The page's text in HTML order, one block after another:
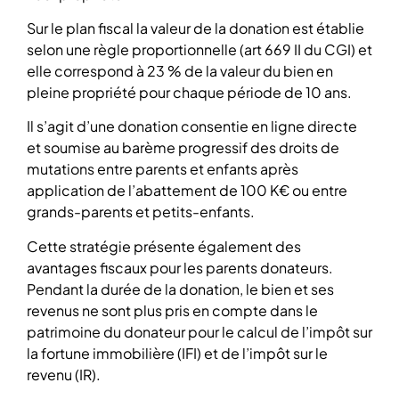
Sur le plan fiscal la valeur de la donation est établie
selon une règle proportionnelle (art 669 II du CGI) et
elle correspond à 23 % de la valeur du bien en
pleine propriété pour chaque période de 10 ans.
Il s’agit d’une donation consentie en ligne directe
et soumise au barème progressif des droits de
mutations entre parents et enfants après
application de l’abattement de 100 K€ ou entre
grands-parents et petits-enfants.
Cette stratégie présente également des
avantages fiscaux pour les parents donateurs.
Pendant la durée de la donation, le bien et ses
revenus ne sont plus pris en compte dans le
patrimoine du donateur pour le calcul de l’impôt sur
la fortune immobilière (IFI) et de l’impôt sur le
revenu (IR).